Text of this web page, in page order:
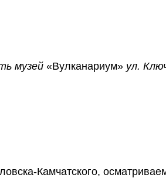
музей «Вулканариум» ул.
Камчатского,